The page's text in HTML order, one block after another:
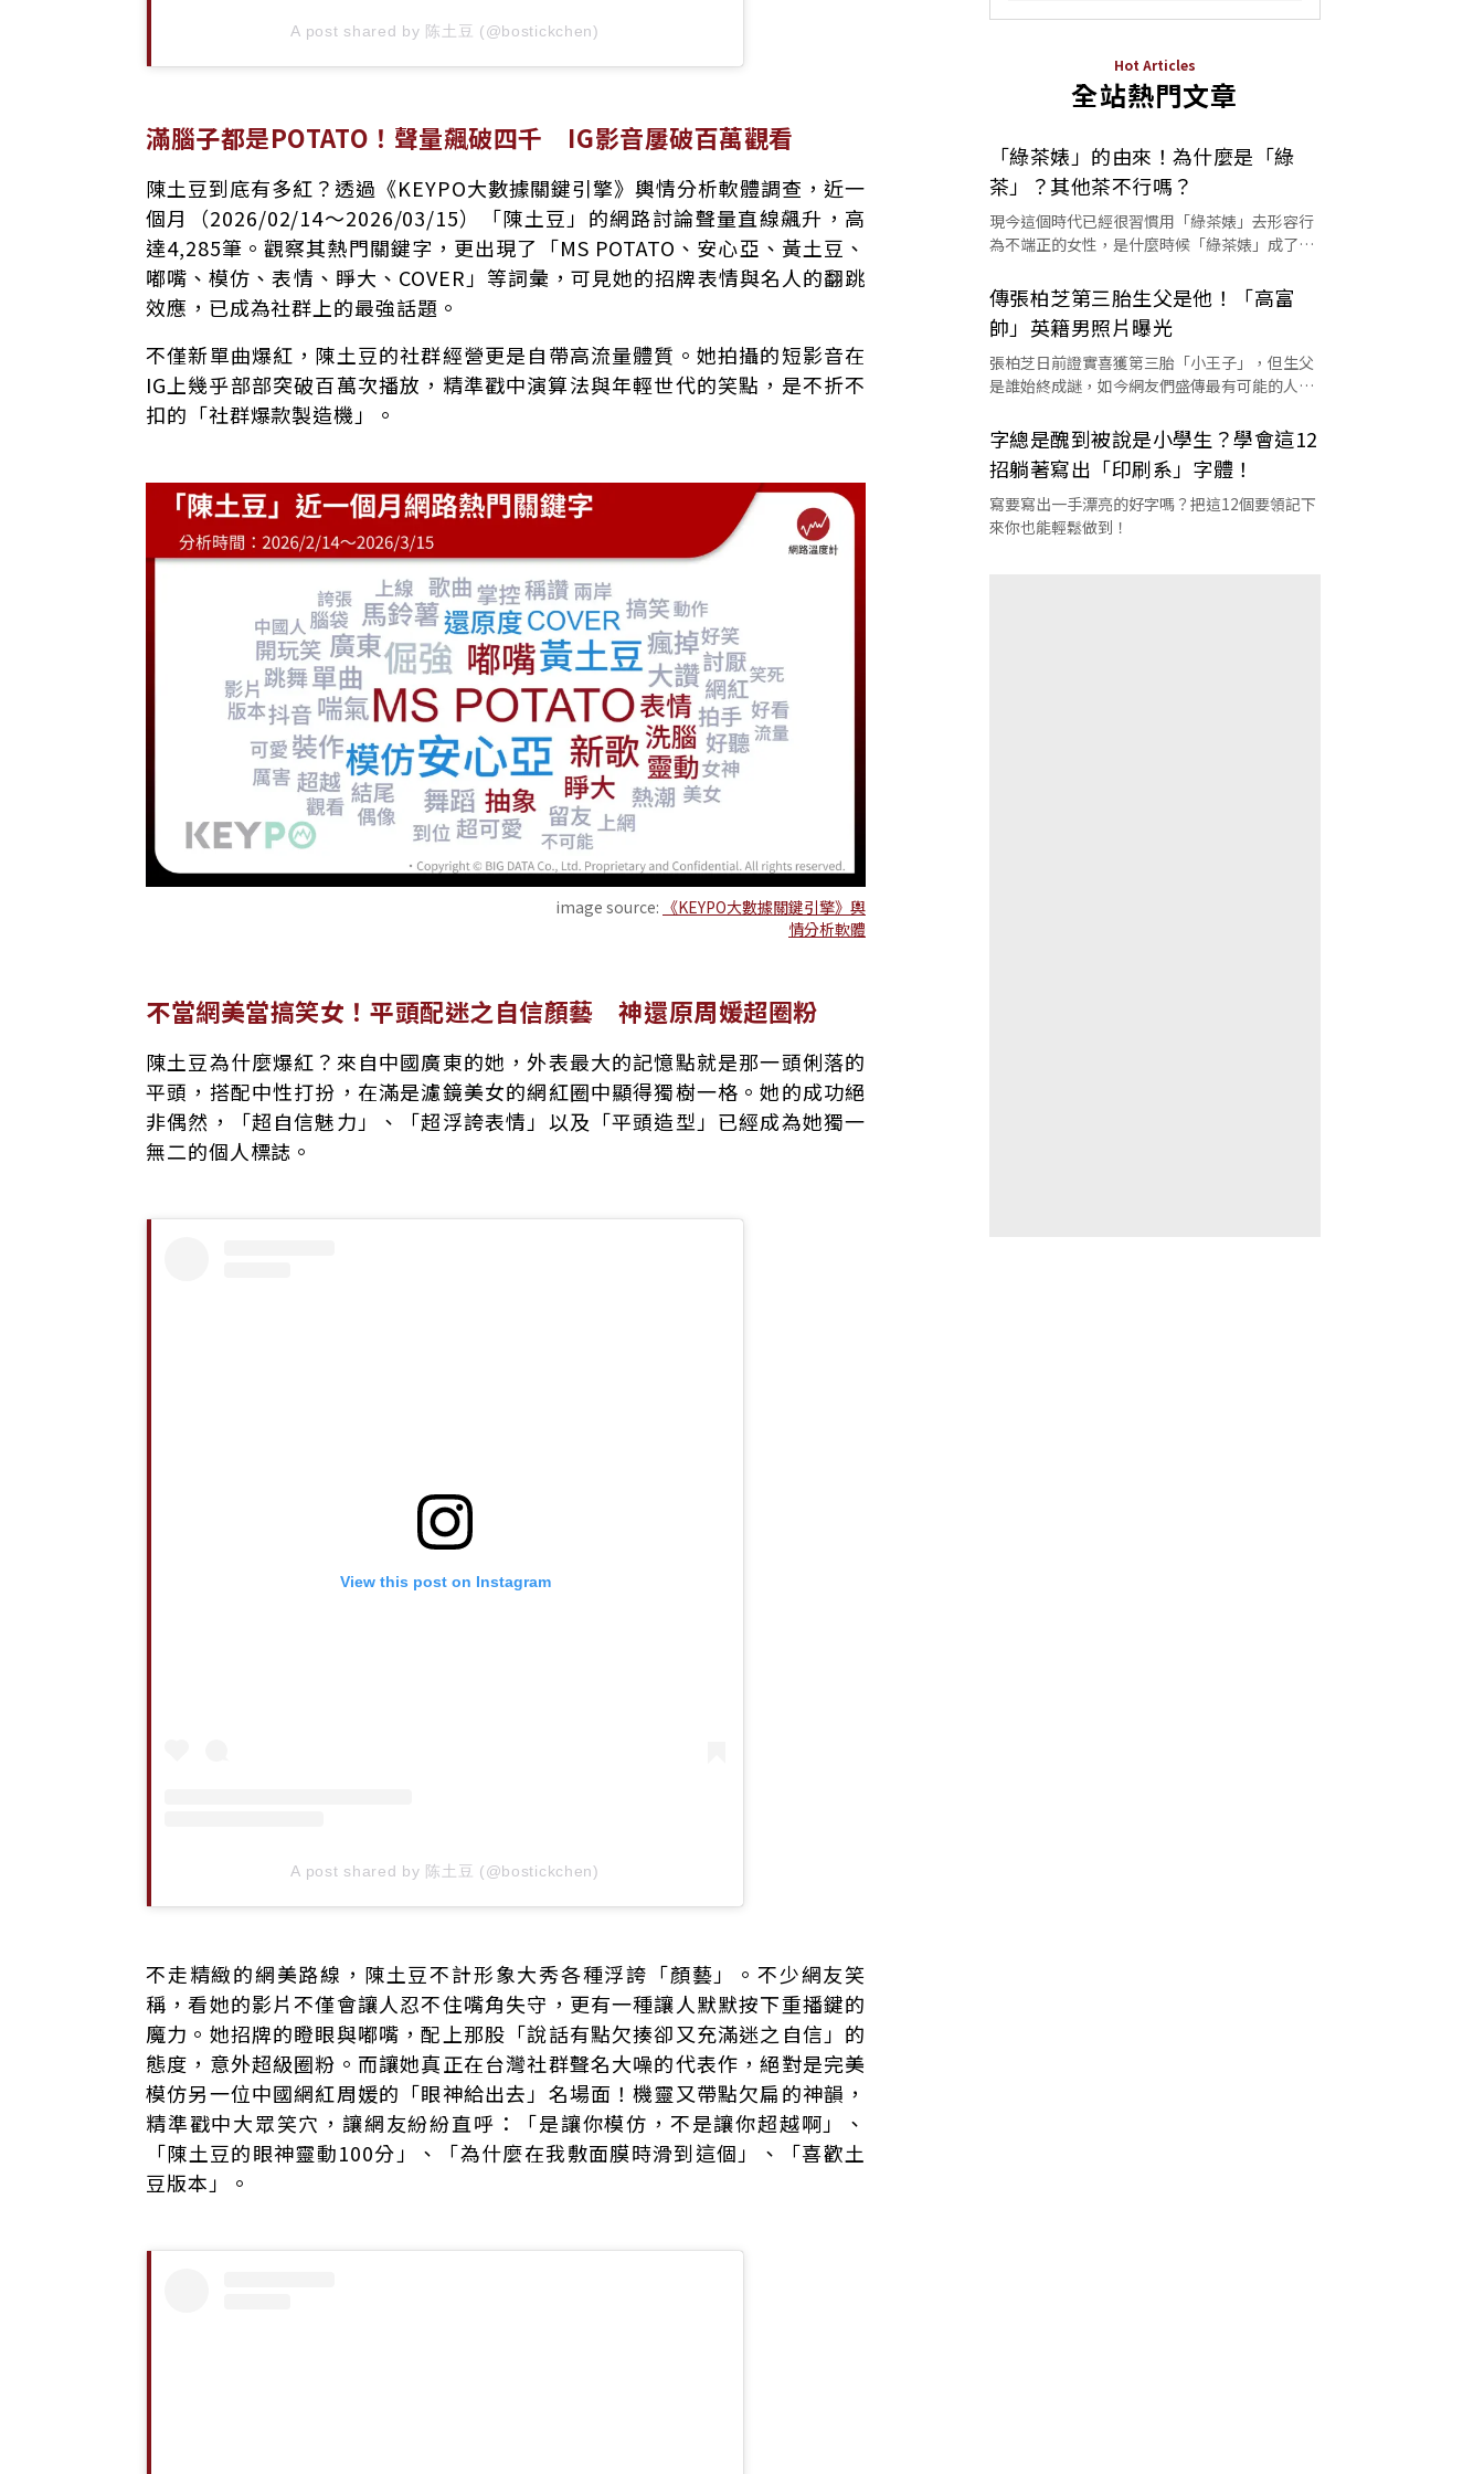
A post shared by 陈土豆 (@bostickchen)
滿腦子都是POTATO！聲量飆破四千 IG影音屢破百萬觀看
陳土豆到底有多紅？透過《KEYPO大數據關鍵引擎》輿情分析軟體調查，近一
個月（2026/02/14～2026/03/15）「陳土豆」的網路討論聲量直線飆升，高
達4,285筆。觀察其熱門關鍵字，更出現了「MS POTATO、安心亞、黃土豆、
嘟嘴、模仿、表情、睜大、COVER」等詞彙，可見她的招牌表情與名人的翻跳
效應，已成為社群上的最強話題。
不僅新單曲爆紅，陳土豆的社群經營更是自帶高流量體質。她拍攝的短影音在
IG上幾乎部部突破百萬次播放，精準戳中演算法與年輕世代的笑點，是不折不
扣的「社群爆款製造機」。
image source: 《KEYPO大數據關鍵引擎》輿
情分析軟體
不當網美當搞笑女！平頭配迷之自信顏藝 神還原周媛超圈粉
陳土豆為什麼爆紅？來自中國廣東的她，外表最大的記憶點就是那一頭俐落的
平頭，搭配中性打扮，在滿是濾鏡美女的網紅圈中顯得獨樹一格。她的成功絕
非偶然，「超自信魅力」、「超浮誇表情」以及「平頭造型」已經成為她獨一
無二的個人標誌。
View this post on Instagram
A post shared by 陈土豆 (@bostickchen)
不走精緻的網美路線，陳土豆不計形象大秀各種浮誇「顏藝」。不少網友笑
稱，看她的影片不僅會讓人忍不住嘴角失守，更有一種讓人默默按下重播鍵的
魔力。她招牌的瞪眼與嘟嘴，配上那股「說話有點欠揍卻又充滿迷之自信」的
態度，意外超級圈粉。而讓她真正在台灣社群聲名大噪的代表作，絕對是完美
模仿另一位中國網紅周媛的「眼神給出去」名場面！機靈又帶點欠扁的神韻，
精準戳中大眾笑穴，讓網友紛紛直呼：「是讓你模仿，不是讓你超越啊」、
「陳土豆的眼神靈動100分」、「為什麼在我敷面膜時滑到這個」、「喜歡土
豆版本」。
Hot Articles
全站熱門文章
「綠茶婊」的由來！為什麼是「綠
茶」？其他茶不行嗎？
現今這個時代已經很習慣用「綠茶婊」去形容行
為不端正的女性，是什麼時候「綠茶婊」成了罵
傳張柏芝第三胎生父是他！「高富
帥」英籍男照片曝光
張柏芝日前證實喜獲第三胎「小王子」，但生父
是誰始終成謎，如今網友們盛傳最有可能的人選
字總是醜到被說是小學生？學會這12
招躺著寫出「印刷系」字體！
寫要寫出一手漂亮的好字嗎？把這12個要領記下
來你也能輕鬆做到！